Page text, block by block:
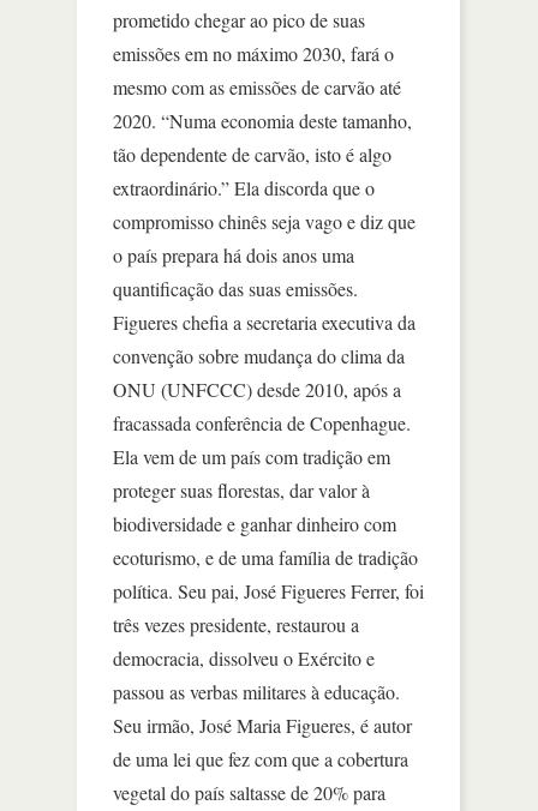
prometido chegar ao pico de suas
emissões em no máximo 2030, fará o
mesmo com as emissões de carvão até
2020. “Numa economia deste tamanho,
tão dependente de carvão, isto é algo
extraordinário.” Ela discorda que o
compromisso chinês seja vago e diz que
o país prepara há dois anos uma
quantificação das suas emissões.
Figueres chefia a secretaria executiva da
convenção sobre mudança do clima da
ONU (UNFCCC) desde 2010, após a
fracassada conferência de Copenhague.
Ela vem de um país com tradição em
proteger suas florestas, dar valor à
biodiversidade e ganhar dinheiro com
ecoturismo, e de uma família de tradição
política. Seu pai, José Figueres Ferrer, foi
três vezes presidente, restaurou a
democracia, dissolveu o Exército e
passou as verbas militares à educação.
Seu irmão, José Maria Figueres, é autor
de uma lei que fez com que a cobertura
vegetal do país saltasse de 20% para